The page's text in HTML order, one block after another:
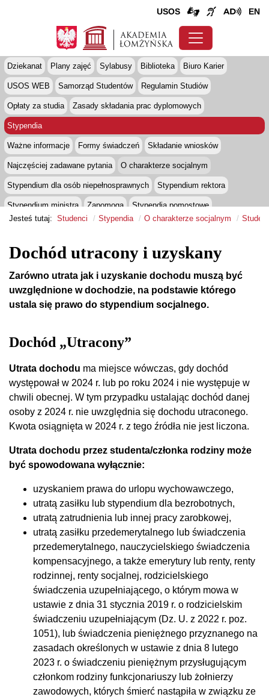
USOS EN
Dziekanat Plany zajęć Sylabusy Biblioteka Biuro Karier
USOS WEB Samorząd Studentów Regulamin Studiów
Opłaty za studia Zasady składania prac dyplomowych
Stypendia
Ważne informacje Formy świadczeń Składanie wniosków
Najczęściej zadawane pytania O charakterze socjalnym
Stypendium dla osób niepełnosprawnych Stypendium rektora
Stypendium ministra Zapomoga Stypendia pomostowe
Studenci z niepełnosprawnościami Dom Studenta
Kredyty studenckie Legia Akademicka
Jesteś tutaj: Studenci Stypendia O charakterze socjalnym
Dochód utracony i uzyskany
Zarówno utrata jak i uzyskanie dochodu muszą być
uwzględnione w dochodzie, na podstawie którego
ustala się prawo do stypendium socjalnego.
Dochód „Utracony”
Utrata dochodu ma miejsce wówczas, gdy dochód
występował w 2024 r. lub po roku 2024 i nie występuje w
chwili obecnej. W tym przypadku ustalając dochód danej
osoby z 2024 r. nie uwzględnia się dochodu utraconego.
Kwota osiągnięta w 2024 r. z tego źródła nie jest liczona.
Utrata dochodu przez studenta/członka rodziny może
być spowodowana wyłącznie:
uzyskaniem prawa do urlopu wychowawczego,
utratą zasiłku lub stypendium dla bezrobotnych,
utratą zatrudnienia lub innej pracy zarobkowej,
utratą zasiłku przedemerytalnego lub świadczenia
przedemerytalnego, nauczycielskiego świadczenia
kompensacyjnego, a także emerytury lub renty, renty
rodzinnej, renty socjalnej, rodzicielskiego
świadczenia uzupełniającego, o którym mowa w
ustawie z dnia 31 stycznia 2019 r. o rodzicielskim
świadczeniu uzupełniającym (Dz. U. z 2022 r. poz.
1051), lub świadczenia pieniężnego przyznanego na
zasadach określonych w ustawie z dnia 8 lutego
2023 r. o świadczeniu pieniężnym przysługującym
członkom rodziny funkcjonariuszy lub żołnierzy
zawodowych, których śmierć nastąpiła w związku ze